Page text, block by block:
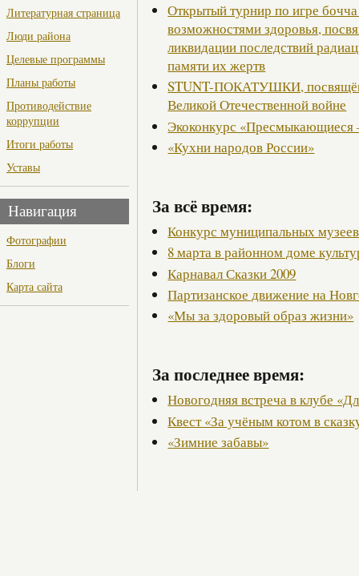
Литературная страница
Люди района
Целевые программы
Планы работы
Противодействие
коррупции
Итоги работы
Уставы
Навигация
Фотографии
Блоги
Карта сайта
Открытый турнир по игре
возможностями здоровья,
ликвидации последствий
памяти их жертв
STUNT-ПОКАТУШКИ,
Великой Отечественной войне
Экоконкурс «Пресмыкающиеся
«Кухни народов России»
За всё время:
Конкурс муниципальных музеев
8 марта в районном доме
Карнавал Сказки 2009
Партизанское движение на
«Мы за здоровый образ жизни»
За последнее время:
Новогодняя встреча в клубе
Квест «За учёным котом в
«Зимние забавы»